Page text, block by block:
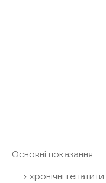
Основні показання:
хронічні гепатити.